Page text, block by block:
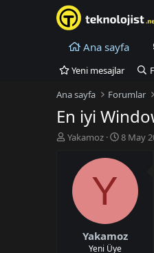
Ana sayfa
Yeni mesajlar
Ana sayfa
Forumlar
En iyi
K
Yakamoz
B
ş
ı
ç
t
8 May
Y
Yakamoz
Yeni Üye